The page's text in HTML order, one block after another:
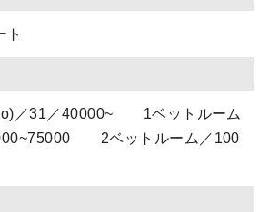
ト
／31／40000~ 1ベットルーム
2ベットルーム／100